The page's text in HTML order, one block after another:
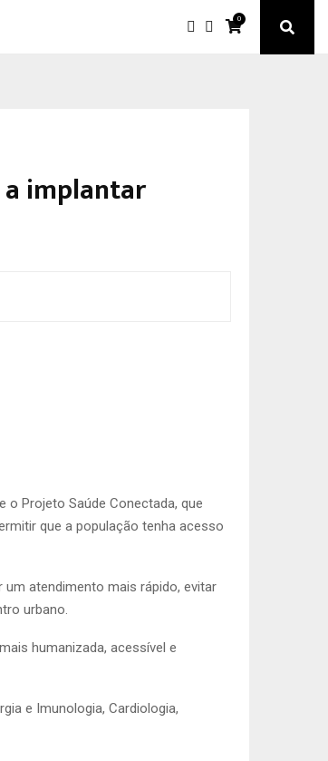
0
a implantar
o Projeto Saúde Conectada, que
que a população tenha acesso
um atendimento mais rápido, evitar
urbano.
humanizada, acessível e
e Imunologia, Cardiologia,